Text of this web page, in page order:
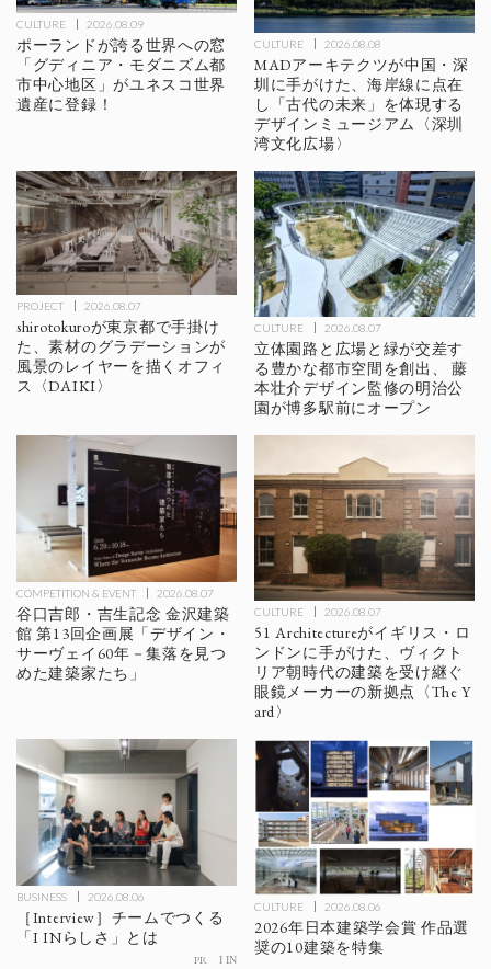
CULTURE 2026.08.09
ポーランドが誇る世界への窓
「グディニア・モダニズム都
市中心地区」がユネスコ世界
遺産に登録！
CULTURE 2026.08.08
MADアーキテクツが中国・深
圳に手がけた、海岸線に点在
し「古代の未来」を体現する
デザインミュージアム〈深圳
湾文化広場〉
PROJECT 2026.08.07
shirotokuroが東京都で手掛け
た、素材のグラデーションが
風景のレイヤーを描くオフィ
ス〈DAIKI〉
CULTURE 2026.08.07
立体園路と広場と緑が交差す
る豊かな都市空間を創出、 藤
本壮介デザイン監修の明治公
園が博多駅前にオープン
COMPETITION & EVENT 2026.08.07
谷口吉郎・吉生記念 金沢建築
館 第13回企画展「デザイン・
サーヴェイ60年－集落を見つ
めた建築家たち」
CULTURE 2026.08.07
51 Architectureがイギリス・ロ
ンドンに手がけた、ヴィクト
リア朝時代の建築を受け継ぐ
眼鏡メーカーの新拠点〈The Y
ard〉
BUSINESS 2026.08.06
［Interview］チームでつくる
「I INらしさ」とは
PR I IN
CULTURE 2026.08.06
2026年日本建築学会賞 作品選
奨の10建築を特集